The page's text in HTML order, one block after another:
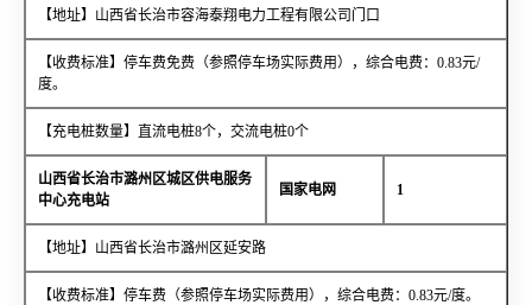
【地址】山西省长治市容海泰翔电力工程有限公司门口
【收费标准】停车费免费（参照停车场实际费用），综合电费：0.83元/
度。
【充电桩数量】直流电桩8个，交流电桩0个
山西省长治市潞州区城区供电服务
中心充电站
国家电网 1
【地址】山西省长治市潞州区延安路
【收费标准】停车费（参照停车场实际费用），综合电费：0.83元/度。